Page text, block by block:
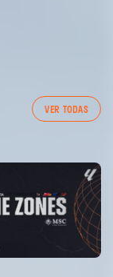
VER TODAS
03/26